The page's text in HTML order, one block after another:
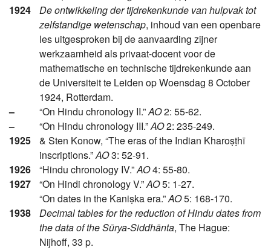
1924
De ontwikkeling der tijdrekenkunde van hulpvak tot
zelfstandige wetenschap, inhoud van een openbare
les uitgesproken bij de aanvaarding zijner
werkzaamheid als privaat-docent voor de
mathematische en technische tijdrekenkunde aan
de Universiteit te Leiden op Woensdag 8 October
1924, Rotterdam.
–
“On Hindu chronology II.”AO2: 55-62.
–
“On Hindu chronology III.”AO2: 235-249.
1925
& Sten Konow, “The eras of the Indian Kharoṣṭhī
inscriptions.”AO3: 52-91.
1926
“Hindu chronology IV.”AO4: 55-80.
1927
“On Hindi chronology V.”AO5: 1-27.
“On dates in the Kaniṣka era.”AO5: 168-170.
1938
Decimal tables for the reduction of Hindu dates from
the data of the Sūrya-Siddhānta, The Hague:
Nijhoff, 33 p.